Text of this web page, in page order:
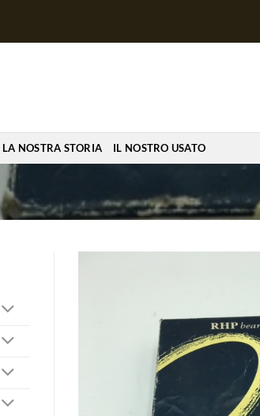
LA NOSTRA STORIA IL NOSTRO USATO